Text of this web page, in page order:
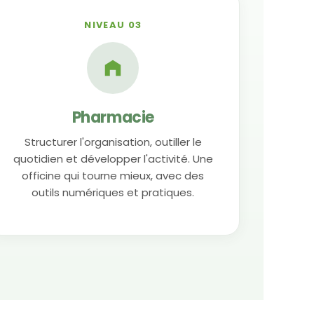
NIVEAU 03
Pharmacie
Structurer l'organisation, outiller le
quotidien et développer l'activité. Une
officine qui tourne mieux, avec des
outils numériques et pratiques.